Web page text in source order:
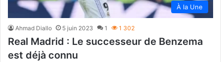
À la Une
Ahmad Diallo 5 juin 2023 1 1 302
Real Madrid : Le successeur de Benzema
est déjà connu